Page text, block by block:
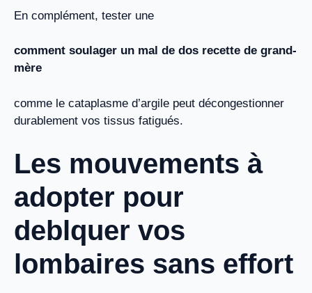
En complément, tester une
comment soulager un mal de dos recette de grand-
mère
comme le cataplasme d’argile peut décongestionner
durablement vos tissus fatigués.
Les mouvements à
adopter pour
deblquer vos
lombaires sans effort